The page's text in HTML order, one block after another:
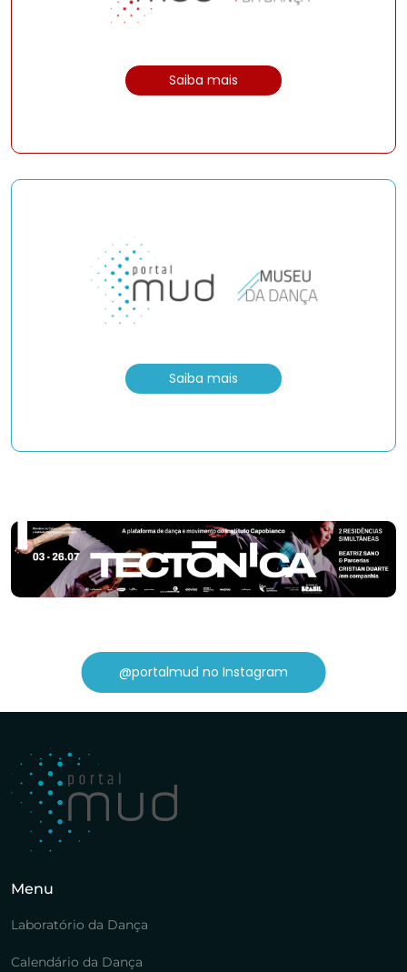
Saiba mais
Saiba mais
@portalmud no Instagram
Menu
Laboratório da Dança
Calendário da Dança